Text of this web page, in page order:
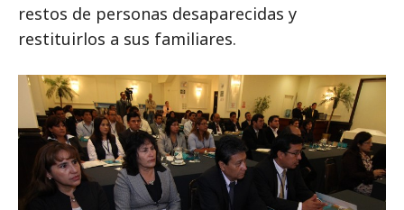
restos de personas desaparecidas y
restituirlos a sus familiares.